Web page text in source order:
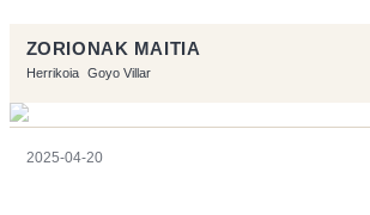
ZORIONAK MAITIA
Herrikoia Goyo Villar
2025-04-20